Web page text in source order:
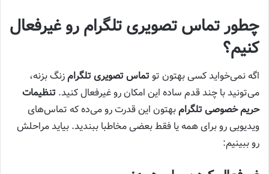
چطور تماس تصویری تلگرام رو غیرفعال
کنیم؟
اگه نمی‌خواید کسی بهتون توتماس تصویری تلگرامزنگ بزنه،
می‌تونید با چند قدم ساده این امکان رو غیرفعال کنید. تنظیمات
حریم خصوصی تلگرامبهتون این قدرت رو می‌ده که تماس‌های
ویدیویی رو برای همه یا فقط بعضی مخاطبا ببندید. بیاید مراحلش
رو ببینیم: